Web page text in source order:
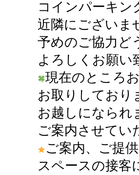
コインパーキン
近隣にございま
予めのご協力ど
よろしくお願い
現在のところ
お取りしており
お越しになられ
ご案内させてい
ご案内、ご提
スペースの接客